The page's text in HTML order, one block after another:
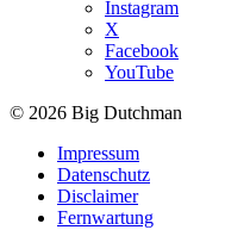
Instagram
X
Facebook
YouTube
© 2026 Big Dutchman
Impressum
Datenschutz
Disclaimer
Fernwartung